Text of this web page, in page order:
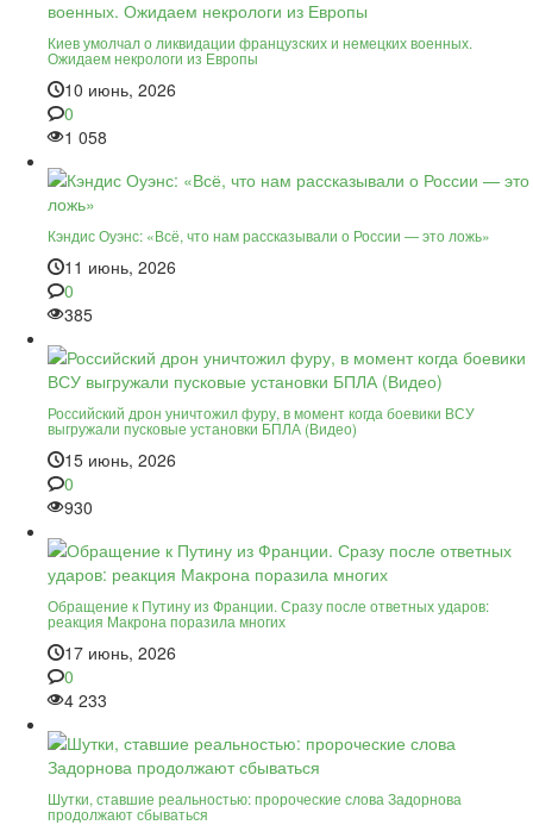
Киев умолчал о ликвидации французских и немецких военных.
Ожидаем некрологи из Европы
10 июнь, 2026
0
1 058
Кэндис Оуэнс: «Всё, что нам рассказывали о России — это ложь»
11 июнь, 2026
0
385
Российский дрон уничтожил фуру, в момент когда боевики ВСУ
выгружали пусковые установки БПЛА (Видео)
15 июнь, 2026
0
930
Обращение к Путину из Франции. Сразу после ответных ударов:
реакция Макрона поразила многих
17 июнь, 2026
0
4 233
Шутки, ставшие реальностью: пророческие слова Задорнова
продолжают сбываться